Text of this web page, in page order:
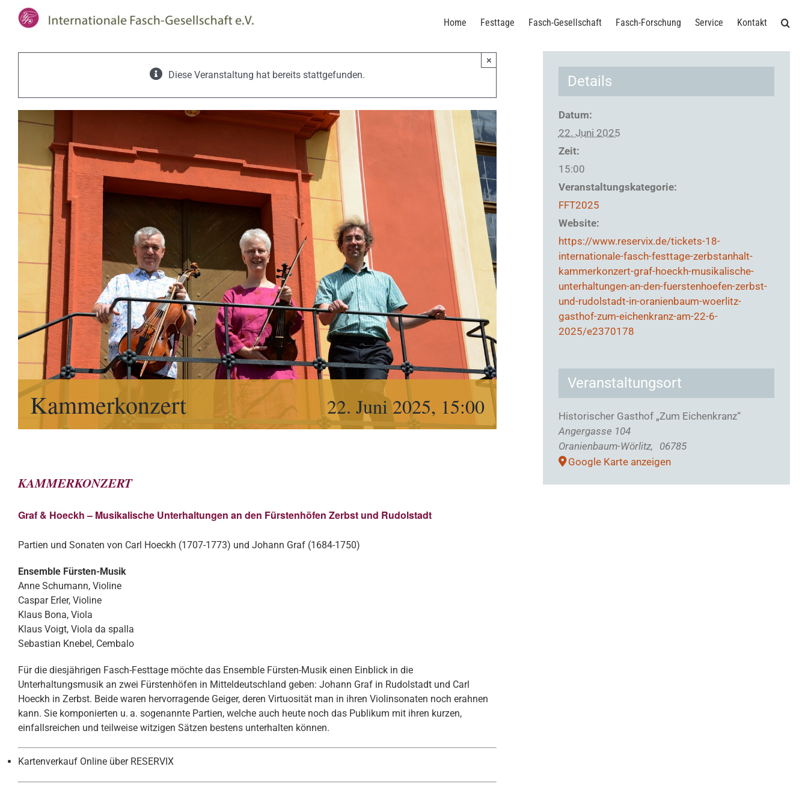
Inhalt
Home Festtage Fasch-Gesellschaft Fasch-Forschung Service Kontakt
Diese Veranstaltung hat bereits stattgefunden.
×
Kammerkonzert 22. Juni 2025, 15:00
KAMMERKONZERT
Graf & Hoeckh – Musikalische Unterhaltungen an den Fürstenhöfen Zerbst und Rudolstadt
Partien und Sonaten von Carl Hoeckh (1707-1773) und Johann Graf (1684-1750)
Ensemble Fürsten-Musik
Anne Schumann, Violine
Caspar Erler, Violine
Klaus Bona, Viola
Klaus Voigt, Viola da spalla
Sebastian Knebel, Cembalo
Für die diesjährigen Fasch-Festtage möchte das Ensemble Fürsten-Musik einen Einblick in die
Unterhaltungsmusik an zwei Fürstenhöfen in Mitteldeutschland geben: Johann Graf in Rudolstadt und Carl
Hoeckh in Zerbst. Beide waren hervorragende Geiger, deren Virtuosität man in ihren Violinsonaten noch erahnen
kann. Sie kompo­nierten u. a. sogenannte Partien, welche auch heute noch das Publikum mit ihren kurzen,
einfallsreichen und ­teilweise witzigen Sätzen bestens unterhalten können.
Kartenverkauf Online über RESERVIX
Details
Datum:
22. Juni 2025
Zeit:
15:00
Veranstaltungskategorie:
FFT2025
Website:
https://www.reservix.de/tickets-18-
internationale-fasch-festtage-zerbstanhalt-
kammerkonzert-graf-hoeckh-musikalische-
unterhaltungen-an-den-fuerstenhoefen-zerbst-
und-rudolstadt-in-oranienbaum-woerlitz-
gasthof-zum-eichenkranz-am-22-6-
2025/e2370178
Veranstaltungsort
Historischer Gasthof „Zum Eichenkranz“
Angergasse 104
Oranienbaum-Wörlitz,
06785
Google Karte anzeigen